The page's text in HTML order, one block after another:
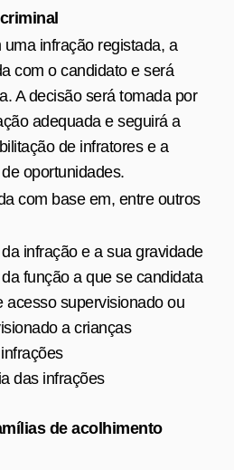
infração registada, a
com o candidato e será
A decisão será tomada por
adequada e seguirá a
de infratores e a
oportunidades.
com base em, entre outros
infração e a sua gravidade
função a que se candidata
acesso supervisionado ou
a crianças
das infrações
de acolhimento